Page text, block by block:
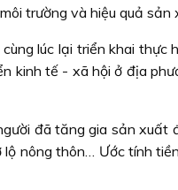
trường và hiệu quả sản
lúc lại triển khai thực
kinh tế - xã hội ở địa
đã tăng gia sản xuất
nông thôn… Ước tính